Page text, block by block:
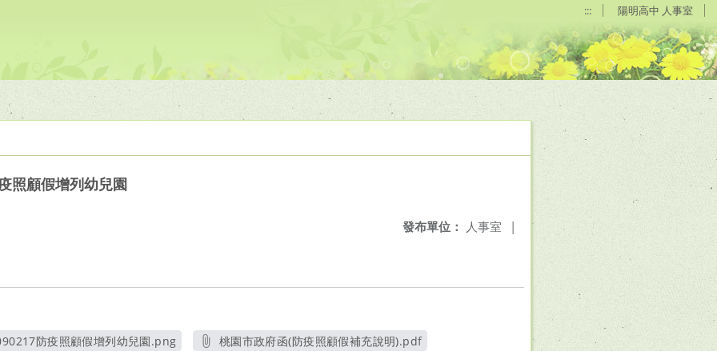
::: 陽明高中 人事室
照顧假增列幼兒園
發布單位： 人事室 |
防疫照顧假增列幼兒園.png
桃園市政府函(防疫照顧假補充說明).pdf